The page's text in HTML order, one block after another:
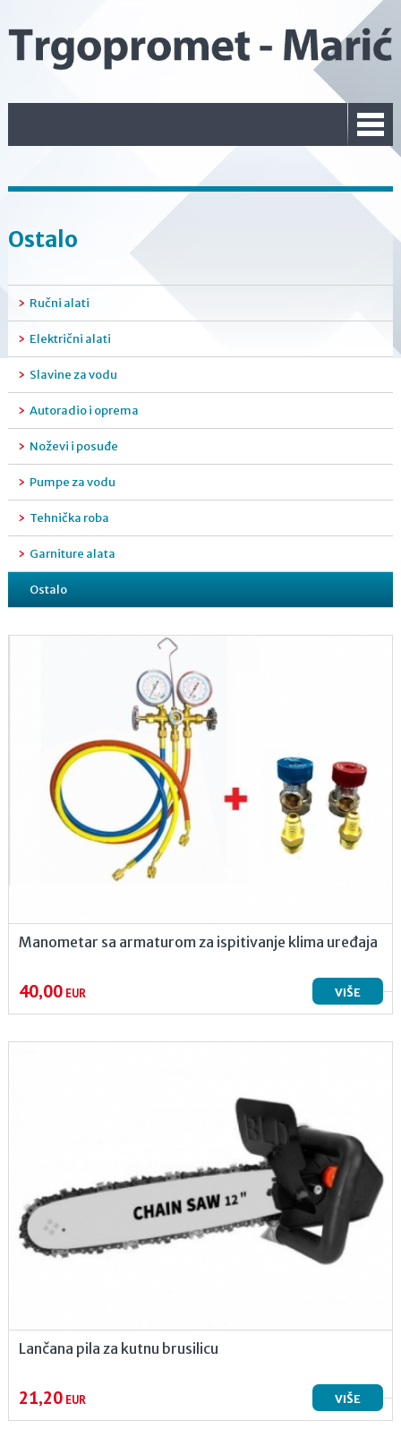
Ostalo
Ručni alati
Električni alati
Slavine za vodu
Autoradio i oprema
Noževi i posuđe
Pumpe za vodu
Tehnička roba
Garniture alata
Ostalo
Manometar sa armaturom za ispitivanje klima uređaja
40,00EUR VIŠE
Lančana pila za kutnu brusilicu
21,20EUR VIŠE